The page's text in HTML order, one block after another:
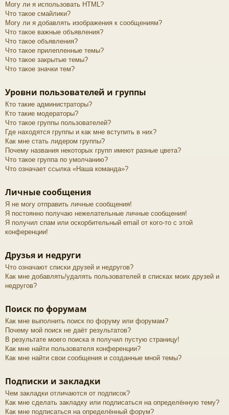
Могу ли я использовать HTML?
Что такое смайлики?
Могу ли я добавлять изображения к сообщениям?
Что такое важные объявления?
Что такое объявления?
Что такое прилепленные темы?
Что такое закрытые темы?
Что такое значки тем?
Уровни пользователей и группы
Кто такие администраторы?
Кто такие модераторы?
Что такое группы пользователей?
Где находятся группы и как мне вступить в них?
Как мне стать лидером группы?
Почему названия некоторых групп имеют разные цвета?
Что такое группа по умолчанию?
Что означает ссылка «Наша команда»?
Личные сообщения
Я не могу отправить личные сообщения!
Я постоянно получаю нежелательные личные сообщения!
Я получил спам или оскорбительный email от кого-то с этой
конференции!
Друзья и недруги
Что означают списки друзей и недругов?
Как мне добавлять/удалять пользователей в списках моих друзей и
недругов?
Поиск по форумам
Как мне выполнить поиск по форуму или форумам?
Почему мой поиск не даёт результатов?
В результате моего поиска я получил пустую страницу!
Как мне найти пользователя конференции?
Как мне найти свои сообщения и созданные мной темы?
Подписки и закладки
Чем закладки отличаются от подписок?
Как мне сделать закладку или подписаться на определённую тему?
Как мне подписаться на определённый форум?